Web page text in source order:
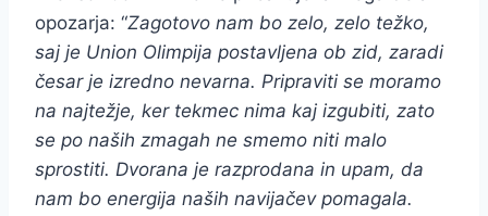
opozarja: “Zagotovo nam bo zelo, zelo težko,
saj je Union Olimpija postavljena ob zid, zaradi
česar je izredno nevarna. Pripraviti se moramo
na najtežje, ker tekmec nima kaj izgubiti, zato
se po naših zmagah ne smemo niti malo
sprostiti. Dvorana je razprodana in upam, da
nam bo energija naših navijačev pomagala.